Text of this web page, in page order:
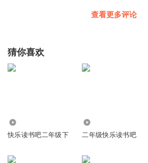
4450788166: 谢谢您喜欢
vdw7bejcy91ox2xbxz2x
👏👏👏👏👏👏👏👏
查看更多评论
猜你喜欢
快乐读书吧二年级下 二年级快乐读书吧